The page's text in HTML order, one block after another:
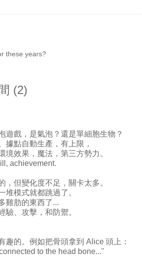
these years?
(2)
遊戲，是氣泡？還是單細胞生物？
據點自動生產，有上限，
境效果，魔法，第三方勢力。
achievement.
，但變化度不足，關卡太多。
堆模式就都跳過了。
雞肋的東西了...
驗、攻擊，和防禦。
趣的。例如把骨頭拿到 Alice 頭上：
to the head bone..."